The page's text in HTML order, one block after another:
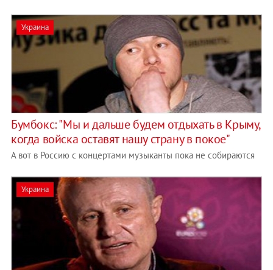
Украина
Бумбокс: "Мы и дальше будем отдыхать в Крыму,
когда войска оставят нашу страну в покое"
А вот в Россию с концертами музыканты пока не собираются
Украина